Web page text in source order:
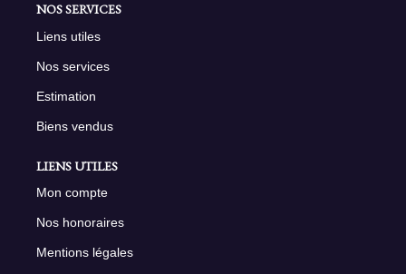
NOS SERVICES
Liens utiles
Nos services
Estimation
Biens vendus
LIENS UTILES
Mon compte
Nos honoraires
Mentions légales